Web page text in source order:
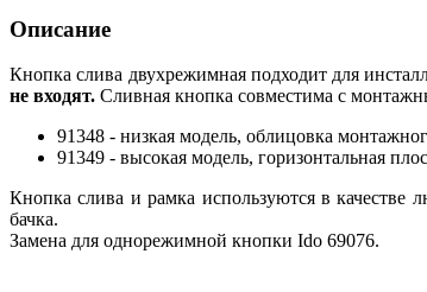
Описание
Кнопка слива двухрежимная подходит для
не входят. Сливная кнопка совместима с
91348 - низкая модель, облицовка
91349 - высокая модель, горизонтальная
Кнопка слива и рамка используются в качестве
бачка.
Замена для однорежимной кнопки Ido 69076.